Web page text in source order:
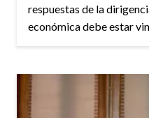
respuestas de la
económica debe estar